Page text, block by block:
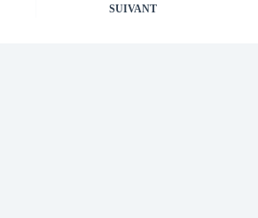
SUIVANT